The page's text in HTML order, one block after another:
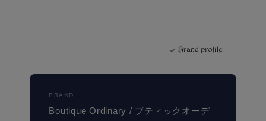
BRAND
Boutique Ordinary / ブティックオーデ